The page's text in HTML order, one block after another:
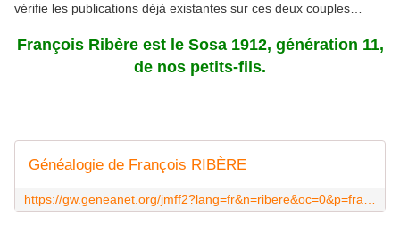
vérifie les publications déjà existantes sur ces deux couples…
François Ribère est le Sosa 1912, génération 11,
de nos petits-fils.
Généalogie de François RIBÈRE